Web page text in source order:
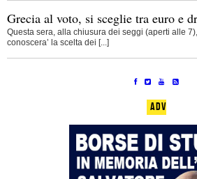
Grecia al voto, si sceglie tra euro e
Questa sera, alla chiusura dei seggi (aperti alle
conoscera’ la scelta dei [...]
ADV